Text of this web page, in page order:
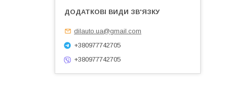
dilauto.ua@gmail.com
+380977742705
+380977742705